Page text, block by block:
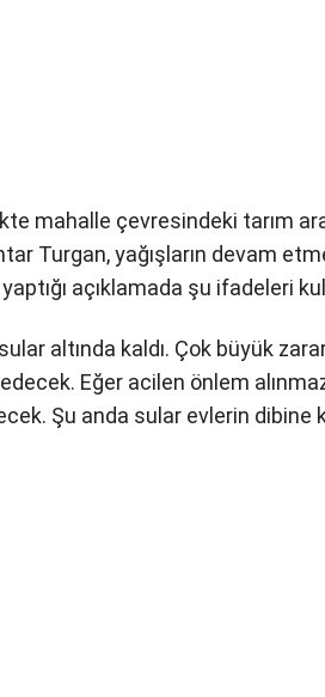
mahalle çevresindeki tarım
Turgan, yağışların devam
açıklamada şu ifadeleri
altında kaldı. Çok büyük
Eğer acilen önlem
Şu anda sular evlerin dibine